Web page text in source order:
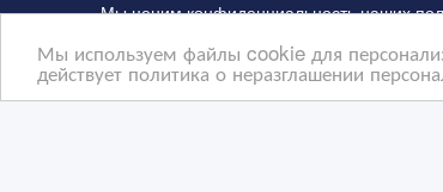
Мы используем файлы cookie для
действует политика о неразглашении
Мы ценим конфиденциальность наших
Advertising Network. Чтобы узнать